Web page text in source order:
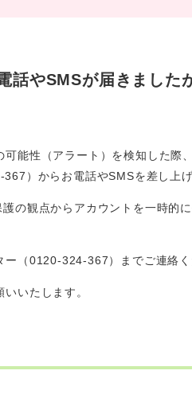
やSMSが届きました
能性（アラート）を検知した際
）からお電話やSMSを差し上げ
の観点からアカウントを一時的
（0120-324-367）までご連絡く
いたします。